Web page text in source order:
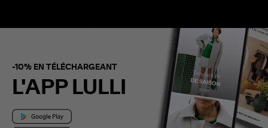
-10% EN TÉLÉCHARGEANT
L'APP LULLI